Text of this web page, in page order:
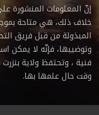
إنّ المعلومات المنشورة
خلاف ذلك، هي متاحة
المبذولة من قبل فريق
وتوضيبها، فإنّه لا يمكن
فنية ، وتحتفظ ولاية
وقت حال علمها بها.